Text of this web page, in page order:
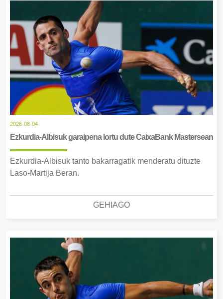
2026-08-04
Ezkurdia-Albisuk garaipena lortu dute CaixaBank Mastersean
Ezkurdia-Albisuk tanto bakarragatik menderatu dituzte
Laso-Martija Beran.
GEHIAGO